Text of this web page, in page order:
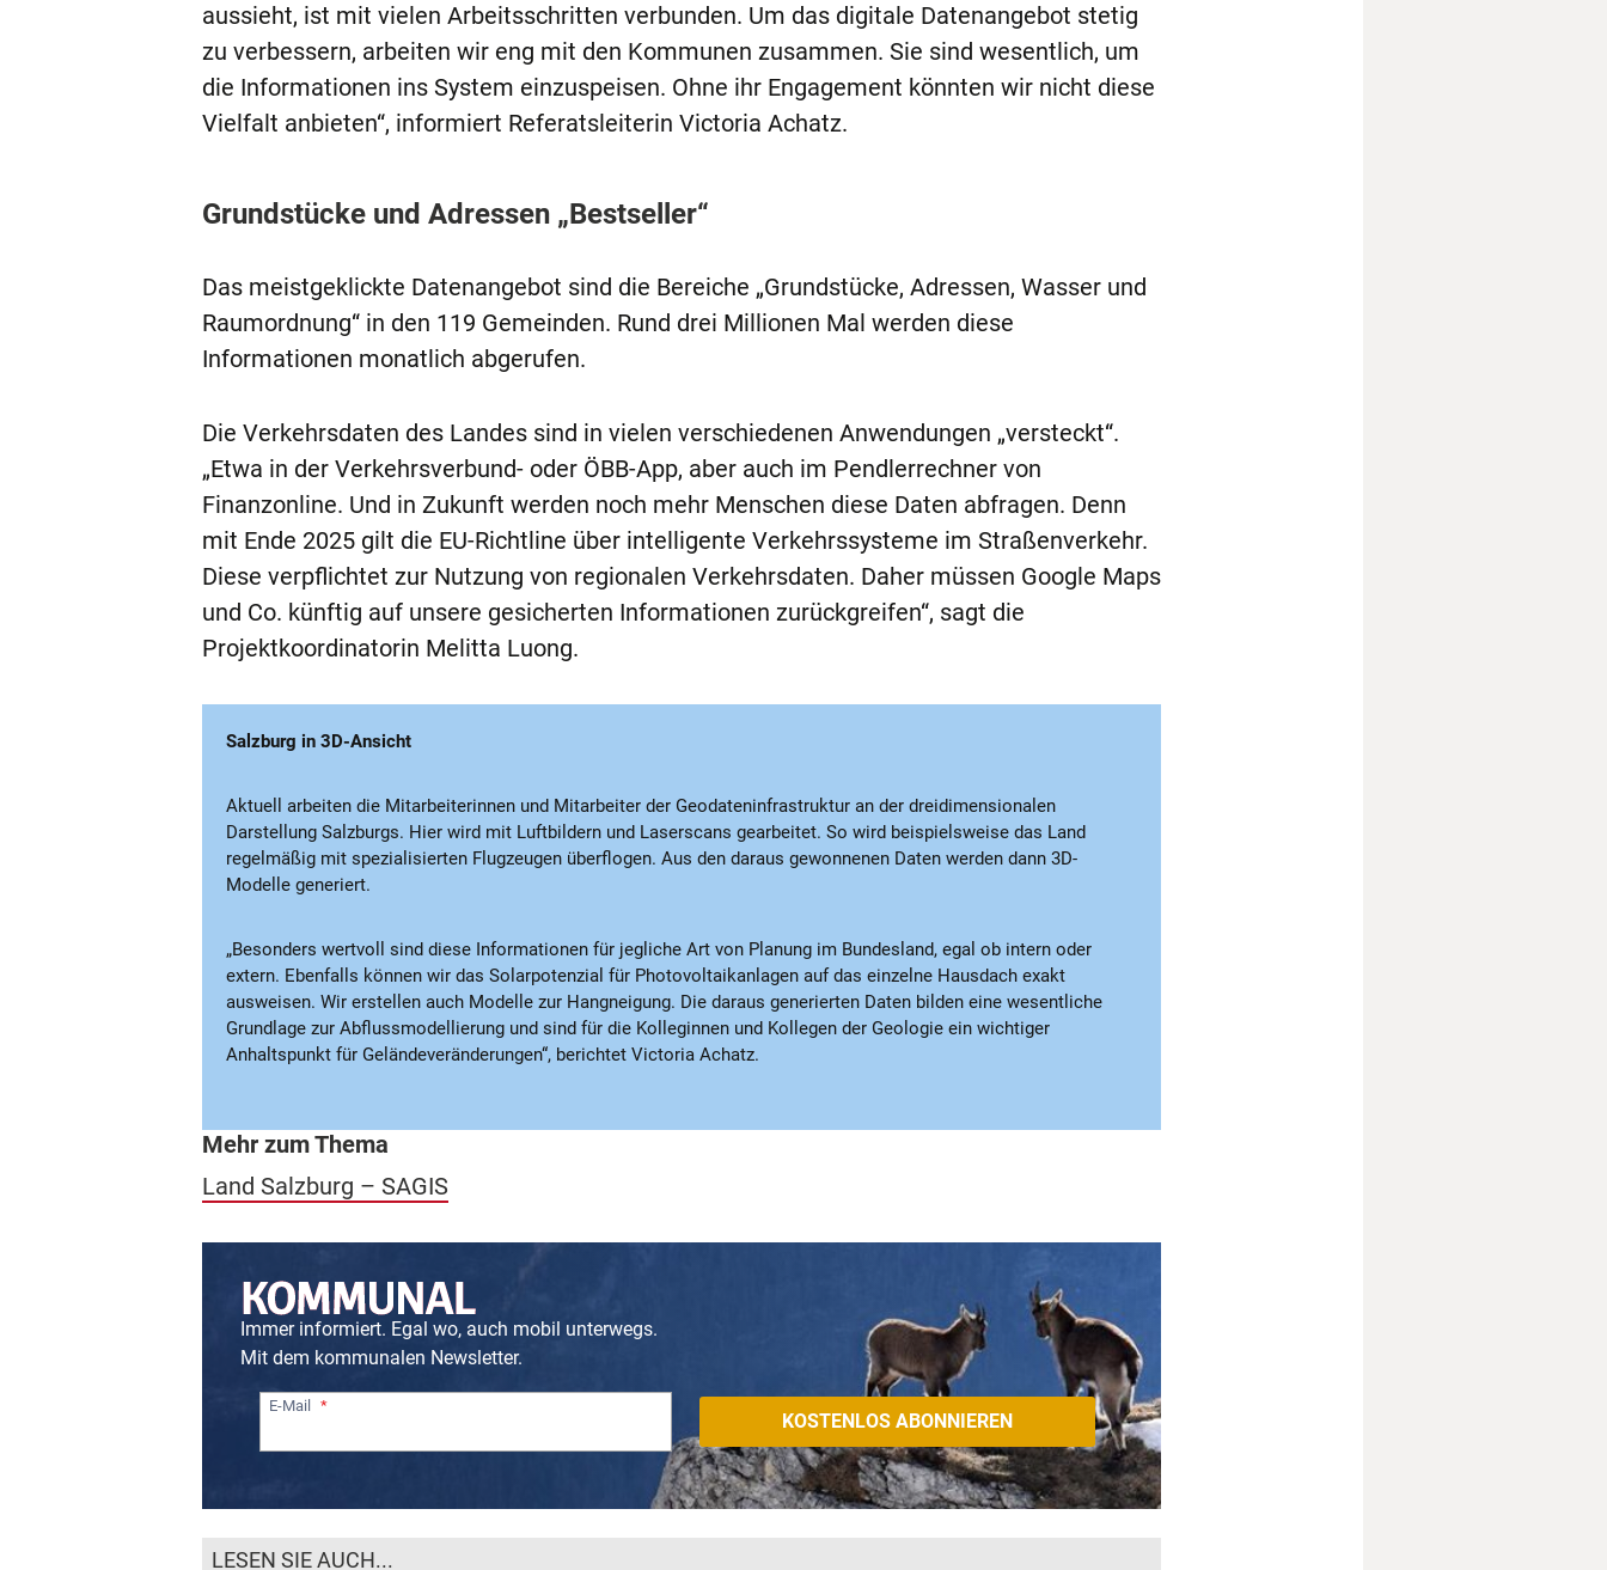
aussieht, ist mit vielen Arbeitsschritten verbunden. Um das digitale Datenangebot stetig
zu verbessern, arbeiten wir eng mit den Kommunen zusammen. Sie sind wesentlich, um
die Informationen ins System einzuspeisen. Ohne ihr Engagement könnten wir nicht diese
Vielfalt anbieten“, informiert Referatsleiterin Victoria Achatz.
Grundstücke und Adressen „Bestseller“
Das meistgeklickte Datenangebot sind die Bereiche „Grundstücke, Adressen, Wasser und
Raumordnung“ in den 119 Gemeinden. Rund drei Millionen Mal werden diese
Informationen monatlich abgerufen.
Die Verkehrsdaten des Landes sind in vielen verschiedenen Anwendungen „versteckt“.
„Etwa in der Verkehrsverbund- oder ÖBB-App, aber auch im Pendlerrechner von
Finanzonline. Und in Zukunft werden noch mehr Menschen diese Daten abfragen. Denn
mit Ende 2025 gilt die EU-Richtline über intelligente Verkehrssysteme im Straßenverkehr.
Diese verpflichtet zur Nutzung von regionalen Verkehrsdaten. Daher müssen Google Maps
und Co. künftig auf unsere gesicherten Informationen zurückgreifen“, sagt die
Projektkoordinatorin Melitta Luong.
Salzburg in 3D-Ansicht
Aktuell arbeiten die Mitarbeiterinnen und Mitarbeiter der Geodateninfrastruktur an der dreidimensionalen
Darstellung Salzburgs. Hier wird mit Luftbildern und Laserscans gearbeitet. So wird beispielsweise das Land
regelmäßig mit spezialisierten Flugzeugen überflogen. Aus den daraus gewonnenen Daten werden dann 3D-
Modelle generiert.
„Besonders wertvoll sind diese Informationen für jegliche Art von Planung im Bundesland, egal ob intern oder
extern. Ebenfalls können wir das Solarpotenzial für Photovoltaikanlagen auf das einzelne Hausdach exakt
ausweisen. Wir erstellen auch Modelle zur Hangneigung. Die daraus generierten Daten bilden eine wesentliche
Grundlage zur Abflussmodellierung und sind für die Kolleginnen und Kollegen der Geologie ein wichtiger
Anhaltspunkt für Geländeveränderungen“, berichtet Victoria Achatz.
Mehr zum Thema
Land Salzburg – SAGIS
Immer informiert. Egal wo, auch mobil unterwegs.
Mit dem kommunalen Newsletter.
E-Mail
LESEN SIE AUCH...